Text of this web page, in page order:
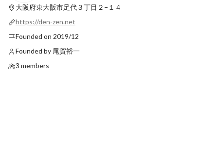
Latest
大阪府東大阪市足代３丁目２−１４
https://den-zen.net
Founded on 2019/12
Founded by 尾賀裕一
3 members